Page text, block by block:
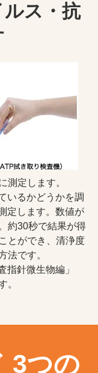
ス・抗
測定します。
いるかどうかを調
定します。数値が
約30秒で結果が得
とができ、清浄度
法です。
針微生物編」
。
3つの